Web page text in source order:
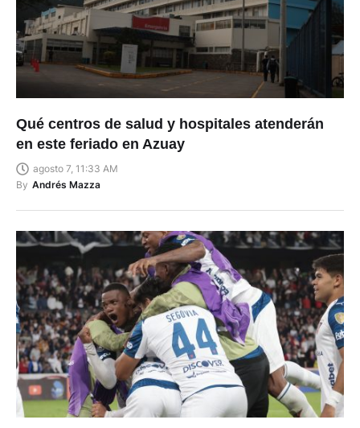
Qué centros de salud y hospitales atenderán
en este feriado en Azuay
agosto 7, 11:33 AM
By Andrés Mazza